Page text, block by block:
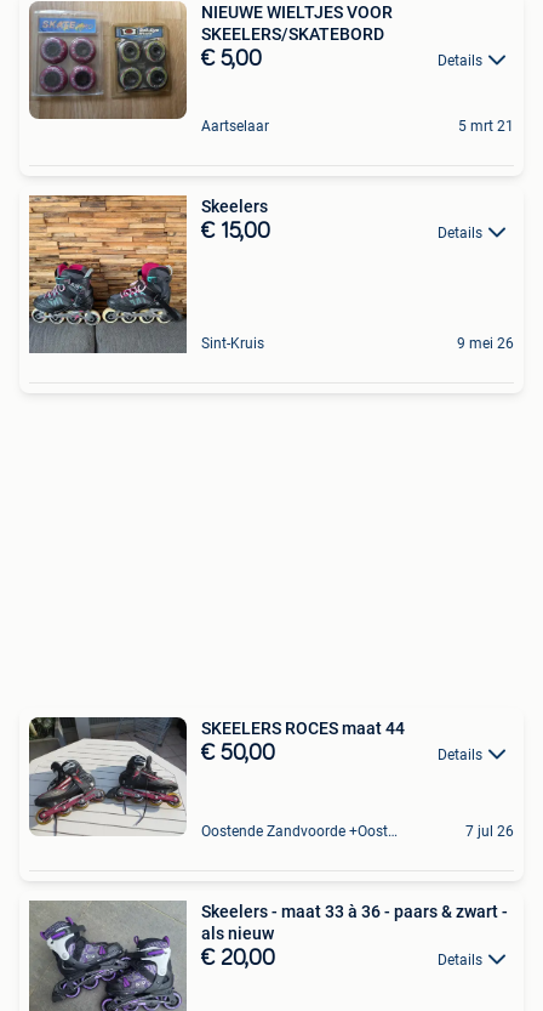
NIEUWE WIELTJES VOOR
SKEELERS/SKATEBORD
€ 5,00 Details
Aartselaar 5 mrt 21
Skeelers
€ 15,00 Details
Sint-Kruis 9 mei 26
SKEELERS ROCES maat 44
€ 50,00 Details
Oostende Zandvoorde +Oostende 7 jul 26
Skeelers - maat 33 à 36 - paars & zwart -
als nieuw
€ 20,00 Details